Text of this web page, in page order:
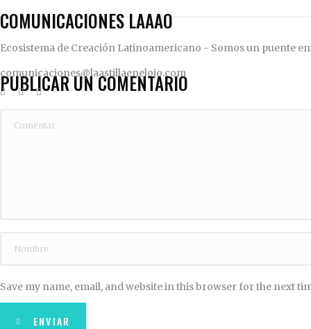
COMUNICACIONES LAAAO
Ecosistema de Creación Latinoamericano - Somos un puente
comunicaciones@laastillaenelojo.com
PUBLICAR UN COMENTARIO
Save my name, email, and website in this browser for the next
ENVIAR